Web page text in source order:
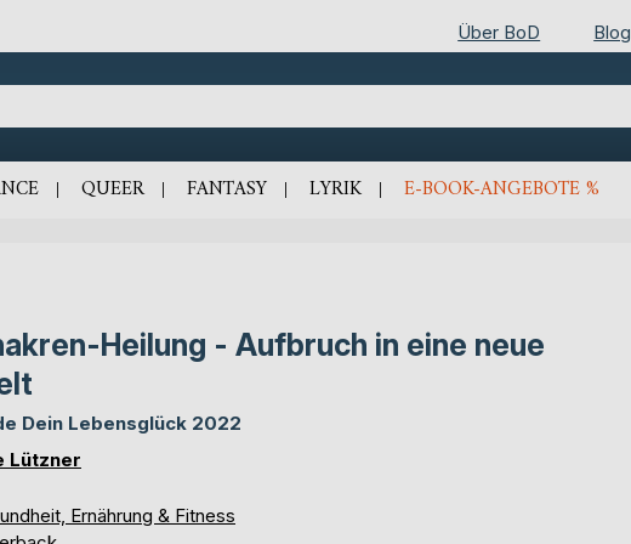
Über BoD Blog
QUEER FANTASY LYRIK E-BOOK-ANGEBOTE %
Heilung - Aufbruch in eine neue
Dein Lebensglück 2022
Lützner
Ernährung & Fitness